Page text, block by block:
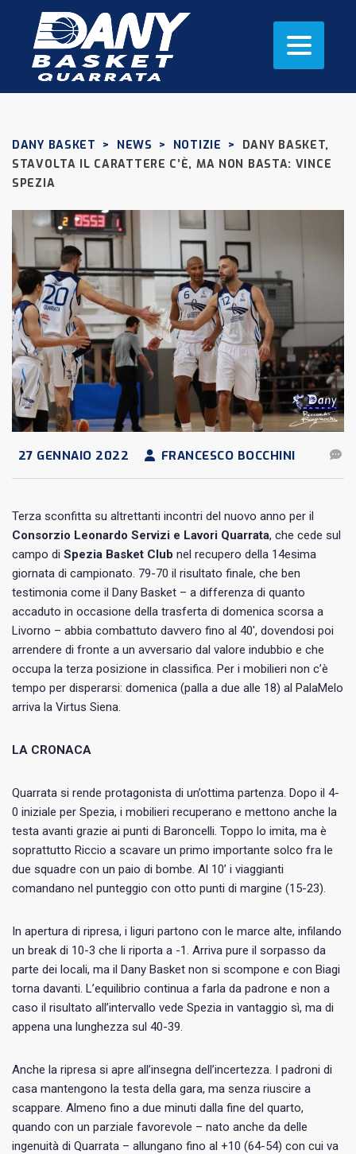
DANY BASKET > NEWS > NOTIZIE >
DANY BASKET,
STAVOLTA IL CARATTERE C’È, MA NON BASTA: VINCE
SPEZIA
27 GENNAIO 2022 FRANCESCO BOCCHINI
Terza sconfitta su altrettanti incontri del nuovo anno per il
Consorzio Leonardo Servizi e Lavori Quarrata, che cede sul
campo di Spezia Basket Club nel recupero della 14esima
giornata di campionato. 79-70 il risultato finale, che ben
testimonia come il Dany Basket – a differenza di quanto
accaduto in occasione della trasferta di domenica scorsa a
Livorno – abbia combattuto davvero fino al 40′, dovendosi poi
arrendere di fronte a un avversario dal valore indubbio e che
occupa la terza posizione in classifica. Per i mobilieri non c’è
tempo per disperarsi: domenica (palla a due alle 18) al PalaMelo
arriva la Virtus Siena.
LA CRONACA
Quarrata si rende protagonista di un’ottima partenza. Dopo il 4-
0 iniziale per Spezia, i mobilieri recuperano e mettono anche la
testa avanti grazie ai punti di Baroncelli. Toppo lo imita, ma è
soprattutto Riccio a scavare un primo importante solco fra le
due squadre con un paio di bombe. Al 10’ i viaggianti
comandano nel punteggio con otto punti di margine (15-23).
In apertura di ripresa, i liguri partono con le marce alte, infilando
un break di 10-3 che li riporta a -1. Arriva pure il sorpasso da
parte dei locali, ma il Dany Basket non si scompone e con Biagi
torna davanti. L’equilibrio continua a farla da padrone e non a
caso il risultato all’intervallo vede Spezia in vantaggio sì, ma di
appena una lunghezza sul 40-39.
Anche la ripresa si apre all’insegna dell’incertezza. I padroni di
casa mantengono la testa della gara, ma senza riuscire a
scappare. Almeno fino a due minuti dalla fine del quarto,
quando con un parziale favorevole – nato anche da delle
ingenuità di Quarrata – allungano fino al +10 (64-54) con cui va